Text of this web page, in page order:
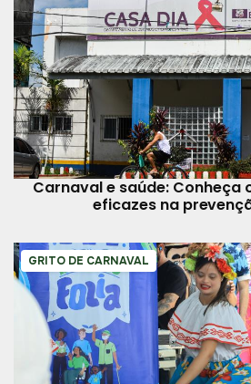
Carnaval e saúde: Conheça
eficazes na
GRITO DE CARNAVAL